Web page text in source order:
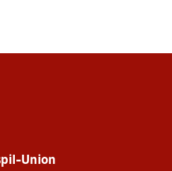
Union